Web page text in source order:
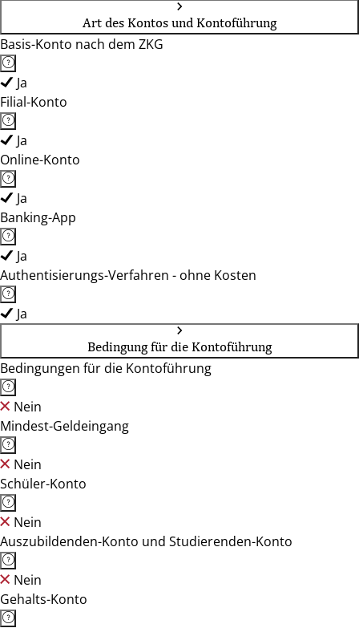
Art des Kontos und Kontoführung
Basis-Konto nach dem ZKG
Ja
Filial-Konto
Ja
Online-Konto
Ja
Banking-App
Ja
Authentisierungs-Verfahren - ohne Kosten
Ja
Bedingung für die Kontoführung
Bedingungen für die Kontoführung
Nein
Mindest-Geldeingang
Nein
Schüler-Konto
Nein
Auszubildenden-Konto und Studierenden-Konto
Nein
Gehalts-Konto